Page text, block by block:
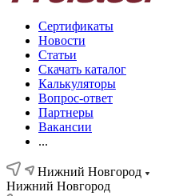
Сертификаты
Новости
Статьи
Скачать каталог
Калькуляторы
Вопрос-ответ
Партнеры
Вакансии
...
Нижний Новгород
Нижний Новгород